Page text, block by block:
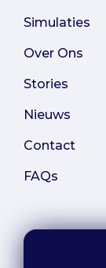
Simulaties
Over Ons
Stories
Nieuws
Contact
FAQs